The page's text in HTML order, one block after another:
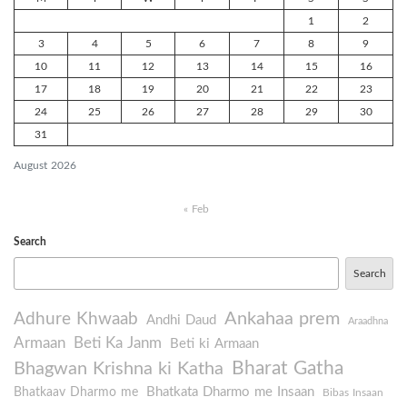
August 2026
1 2
3 4 5 6 7 8 9
10 11 12 13 14 15 16
17 18 19 20 21 22 23
24 25 26 27 28 29 30
31
« Feb
Search
Search
Adhure Khwaab Andhi Daud Ankahaa prem Araadhna
Armaan Beti Ka Janm Beti ki Armaan
Bhagwan Krishna ki Katha Bharat Gatha
Bhatkaav Dharmo me Bhatkata Dharmo me Insaan Bibas Insaan